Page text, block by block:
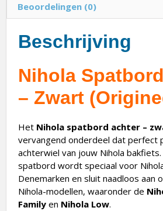
Beoordelingen (0)
Beschrijving
Nihola
– Zwart
Het Nihola spatbord achter –
vervangend onderdeel dat perfect
achterwiel van jouw Nihola
spatbord wordt speciaal voor
Denemarken en sluit naadloos aan
Nihola-modellen, waaronder de
Family en Nihola Low.